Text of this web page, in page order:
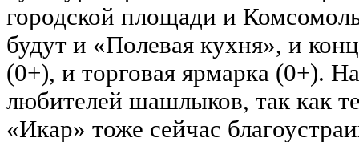
городской площади и
будут и «Полевая кухня», и
(0+), и торговая ярмарка (0+).
любителей шашлыков, так как
«Икар» тоже сейчас